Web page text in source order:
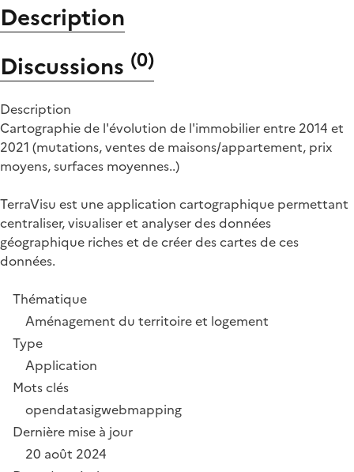
Description
Discussions (0)
Description
Cartographie de l'évolution de l'immobilier entre 2014 et
2021 (mutations, ventes de maisons/appartement, prix
moyens, surfaces moyennes..)
TerraVisu est une application cartographique permettant
centraliser, visualiser et analyser des données
géographique riches et de créer des cartes de ces
données.
Thématique
Aménagement du territoire et logement
Type
Application
Mots clés
opendatasigwebmapping
Dernière mise à jour
20 août 2024